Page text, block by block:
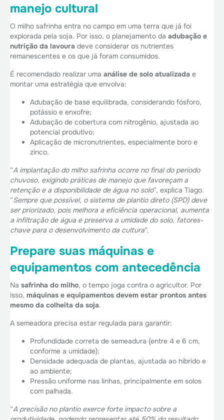
manejo cultural
O milho safrinha entra no campo em uma terra que já foi
explorada pela soja. Por isso, o planejamento da adubação e
nutrição da lavoura deve considerar os nutrientes
remanescentes e os que já foram consumidos.
É recomendado realizar uma análise de solo atualizada e
montar uma estratégia que envolva:
Adubação de base equilibrada, considerando fósforo,
potássio e enxofre;
Adubação de cobertura com nitrogênio, ajustada ao
potencial produtivo;
Aplicação de micronutrientes, especialmente boro e
zinco.
“A implantação do milho safrinha ocorre no final do período
chuvoso, exigindo práticas de manejo que favoreçam a
retenção e a disponibilidade de água no solo”, explica Tiago.
“Sempre que possível, o sistema de plantio direto (SPD) deve
ser priorizado, pois melhora a eficiência operacional, aumenta
a infiltração de água e preserva a umidade do solo, fatores-
chave para o desenvolvimento da cultura”.
Prepare suas máquinas e
equipamentos com antecedência
Na safrinha do milho, o tempo joga contra o agricultor. Por
isso, máquinas e equipamentos devem estar prontos antes
mesmo da colheita da soja.
A semeadora precisa estar regulada para garantir:
Profundidade correta de semeadura (entre 4 e 6 cm,
conforme a umidade);
Densidade adequada de plantas, ajustada ao híbrido e
ao ambiente;
Pressão uniforme nas linhas, principalmente em solos
com palhada.
“A precisão no plantio exerce forte impacto sobre a